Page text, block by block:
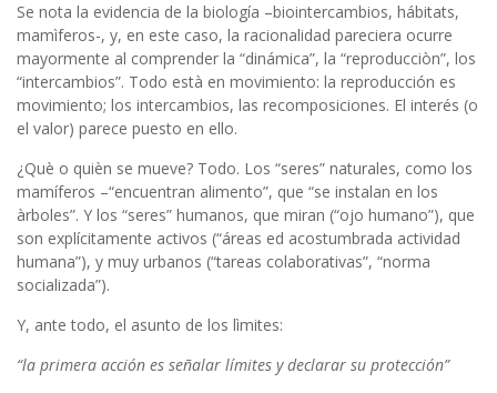
Se nota la evidencia de la biología –biointercambios, hábitats,
mamìferos-, y, en este caso, la racionalidad pareciera ocurre
mayormente al comprender la “dinámica”, la “reproducciòn”, los
“intercambios”. Todo està en movimiento: la reproducción es
movimiento; los intercambios, las recomposiciones. El interés (o
el valor) parece puesto en ello.
¿Què o quièn se mueve? Todo. Los “seres” naturales, como los
mamíferos –“encuentran alimento”, que “se instalan en los
àrboles”. Y los “seres” humanos, que miran (“ojo humano”), que
son explícitamente activos (“áreas ed acostumbrada actividad
humana”), y muy urbanos (“tareas colaborativas”, “norma
socializada”).
Y, ante todo, el asunto de los lìmites:
“la primera acción es señalar límites y declarar su protección”